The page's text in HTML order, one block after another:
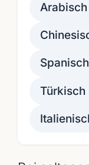
Arabisch
Spanisch
Türkisch